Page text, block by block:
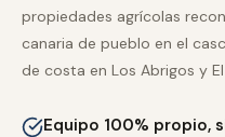
propiedades agrícolas
canaria de pueblo en el
de costa en Los Abrigos y
Equipo 100% propio,